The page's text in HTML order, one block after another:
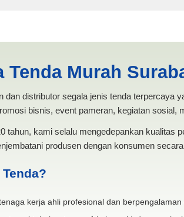
Tenda Murah
dan distributor segala jenis tenda terpercaya
bisnis, event pameran, kegiatan sosial,
tahun, kami selalu mengedepankan kualitas
produsen dengan konsumen
kerja ahli profesional dan